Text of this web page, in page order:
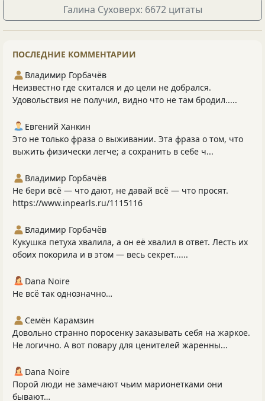
Галина Суховерх: 6672 цитаты
ПОСЛЕДНИЕ КОММЕНТАРИИ
Владимир Горбачёв
Неизвестно где скитался и до цели не добрался.
Удовольствия не получил, видно что не там бродил.....
Евгений Ханкин
Это не только фраза о выживании. Эта фраза о том, что
выжить физически легче; а сохранить в себе ч...
Владимир Горбачёв
Не бери всё — что дают, не давай всё — что просят.
https://www.inpearls.ru/1115116
Владимир Горбачёв
Кукушка петуха хвалила, а он её хвалил в ответ. Лесть их
обоих покорила и в этом — весь секрет......
Dana Noire
Не всё так однозначно…
Семён Карамзин
Довольно странно поросенку заказывать себя на жаркое.
Не логично. А вот повару для ценителей жаренны...
Dana Noire
Порой люди не замечают чьим марионетками они
бывают…